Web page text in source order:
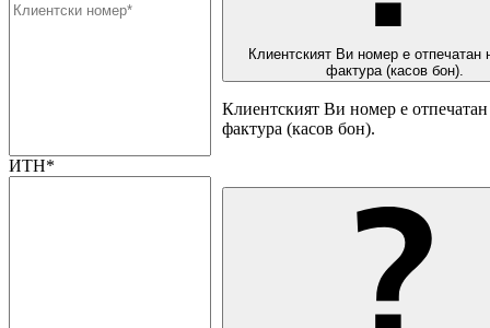
Клиентският Ви номер е отпечатан
фактура (касов бон).
Клиентският Ви номер е отпечатан
фактура (касов бон).
ИТН*